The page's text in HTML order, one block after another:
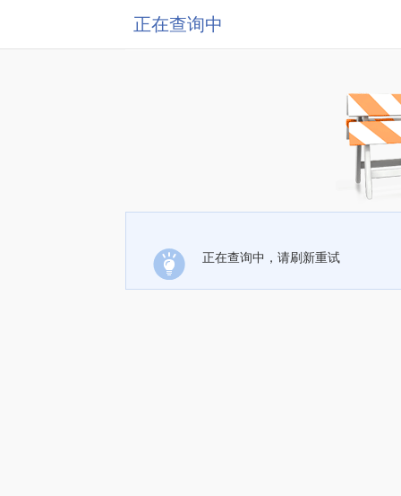
正在查询中
正在查询中，请刷新重试